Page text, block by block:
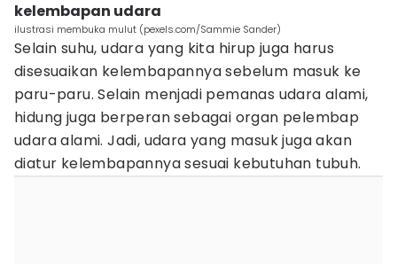
kelembapan udara
ilustrasi membuka mulut (pexels.com/Sammie Sander)
Selain suhu, udara yang kita hirup juga harus
disesuaikan kelembapannya sebelum masuk ke
paru-paru. Selain menjadi pemanas udara alami,
hidung juga berperan sebagai organ pelembap
udara alami. Jadi, udara yang masuk juga akan
diatur kelembapannya sesuai kebutuhan tubuh.